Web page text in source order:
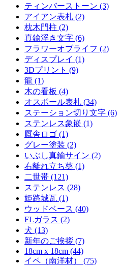
ティンバーストーン (3)
アイアン表札 (2)
枕木門柱 (2)
真鍮浮き文字 (6)
フラワーオブライフ (2)
ディスプレイ (1)
3Dプリント (9)
龍 (1)
木の看板 (4)
オスポール表札 (34)
ステーション切り文字 (6)
ステンレス象嵌 (1)
厩舎ロゴ (1)
グレー塗装 (2)
いぶし真鍮サイン (2)
右離れ立ち葵 (1)
二世帯 (121)
ステンレス (28)
姫路城瓦 (1)
ウッドベース (40)
FLガラス (2)
犬 (13)
新年のご挨拶 (7)
18cm x 18cm (44)
イペ（南洋材） (75)